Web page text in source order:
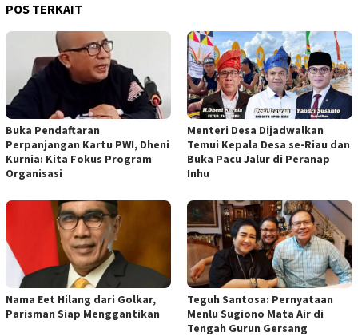
POS TERKAIT
Buka Pendaftaran
Perpanjangan Kartu PWI, Dheni
Kurnia: Kita Fokus Program
Organisasi
Menteri Desa Dijadwalkan
Temui Kepala Desa se-Riau dan
Buka Pacu Jalur di Peranap
Inhu
Nama Eet Hilang dari Golkar,
Parisman Siap Menggantikan
Teguh Santosa: Pernyataan
Menlu Sugiono Mata Air di
Tengah Gurun Gersang